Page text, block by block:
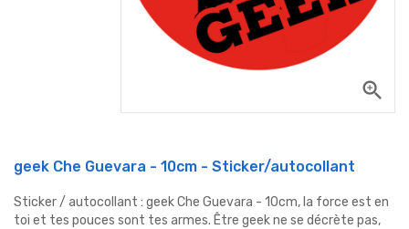
zoom_in
geek Che Guevara - 10cm - Sticker/autocollant
Sticker / autocollant : geek Che Guevara - 10cm, la force est en
toi et tes pouces sont tes armes. Être geekne se décrète pas,